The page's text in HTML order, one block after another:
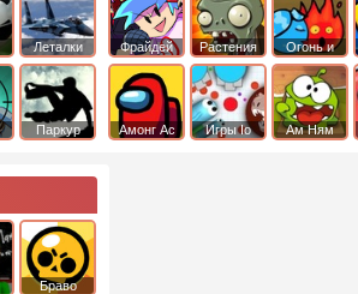
Леталки
Паркур
Фрайдей
Найт
Фанкин
Растения
против
Зомби
Огонь и
Вода
Амонг Ас Игры Io Ам Ням
Браво